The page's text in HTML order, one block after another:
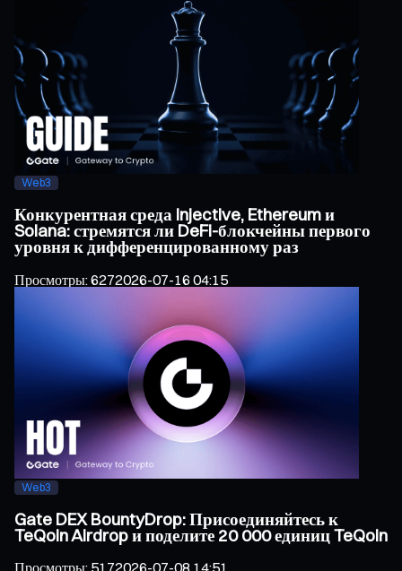
Web3
Конкурентная среда Injective, Ethereum и
Solana: стремятся ли DeFi-блокчейны первого
уровня к дифференцированному раз
Просмотры:6272026-07-16 04:15
Web3
Gate DEX BountyDrop: Присоединяйтесь к
TeQoin Airdrop и поделите 20 000 единиц TeQoin